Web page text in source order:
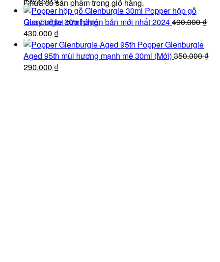
Chưa có sản phẩm trong giỏ hàng.
Quay trở lại cửa hàng
100.000 ₫.
gốc
là:
490.000 ₫.
hiện
tại
là:
430.000 ₫.
Popper hộp gỗ
Glenburgie 30ml phiên bản mới nhất 2024490.000₫
Giá
gốc
là:
490.000 ₫.
430.000 ₫Giá
hiện
tại
là:
Popper Glenburgie
Aged 95th mùi hương mạnh mẽ 30ml (Mới) 350.000₫
Giá
290.000 ₫Giá